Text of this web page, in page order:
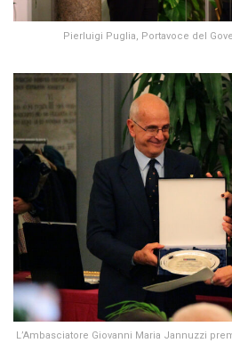
Pierluigi Puglia, Portavoce del
L’Ambasciatore Giovanni Maria Jannuzzi